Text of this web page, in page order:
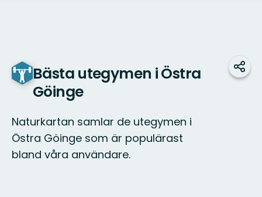
Bästa utegymen i Östra
Göinge
Naturkartan samlar de utegymen i
Östra Göinge som är populärast
bland våra användare.
Dela